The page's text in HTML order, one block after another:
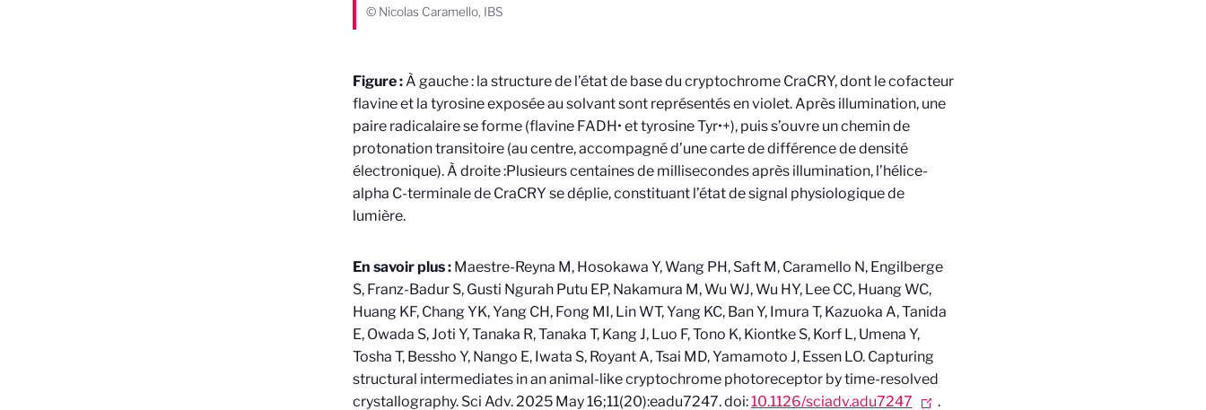
© Nicolas Caramello, IBS
Figure :À gauche : la structure de l’état de base du cryptochrome CraCRY, dont le cofacteur
flavine et la tyrosine exposée au solvant sont représentés en violet. Après illumination, une
paire radicalaire se forme (flavine FADH• et tyrosine Tyr•+), puis s’ouvre un chemin de
protonation transitoire (au centre, accompagné d’une carte de différence de densité
électronique). À droite :Plusieurs centaines de millisecondes après illumination, l’hélice-
alpha C-terminale de CraCRY se déplie, constituant l’état de signal physiologique de
lumière.
En savoir plus :Maestre-Reyna M, Hosokawa Y, Wang PH, Saft M, Caramello N, Engilberge
S, Franz-Badur S, Gusti Ngurah Putu EP, Nakamura M, Wu WJ, Wu HY, Lee CC, Huang WC,
Huang KF, Chang YK, Yang CH, Fong MI, Lin WT, Yang KC, Ban Y, Imura T, Kazuoka A, Tanida
E, Owada S, Joti Y, Tanaka R, Tanaka T, Kang J, Luo F, Tono K, Kiontke S, Korf L, Umena Y,
Tosha T, Bessho Y, Nango E, Iwata S, Royant A, Tsai MD, Yamamoto J, Essen LO. Capturing
structural intermediates in an animal-like cryptochrome photoreceptor by time-resolved
crystallography. Sci Adv. 2025 May 16;11(20):eadu7247. doi:10.1126/sciadv.adu7247 .